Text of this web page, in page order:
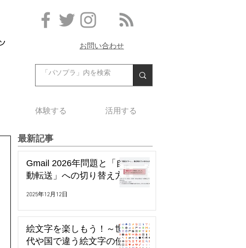
お問い合わせ
体験する 活用する
最新記事
Gmail 2026年問題と「自
動転送」への切り替え方
2025年12月12日
絵文字を楽しもう！～世
代や国で違う絵文字の使